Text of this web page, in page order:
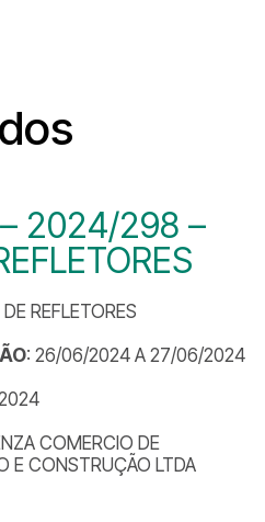
– 2024/298 –
REFLETORES
: 26/06/2024 A 27/06/2024
COMERCIO DE
E CONSTRUÇÃO LTDA